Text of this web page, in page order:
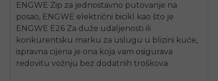
ENGWE Zip za jednostavno putovanje na
posao, ENGWE električni bicikl
kao što je
ENGWE E26 Za duže udaljenosti ili
konkurentsku marku za uslugu u blizini kuće,
ispravna cijena je ona koja vam osigurava
redovitu vožnju bez dodatnih troškova.